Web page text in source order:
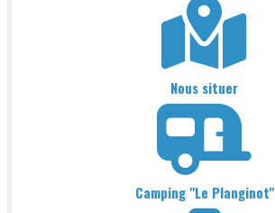
Nous situer
Camping "Le Planginot"